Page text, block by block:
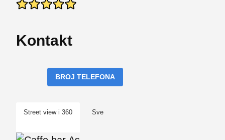
Kontakt
BROJ TELEFONA
Street view i 360 Sve